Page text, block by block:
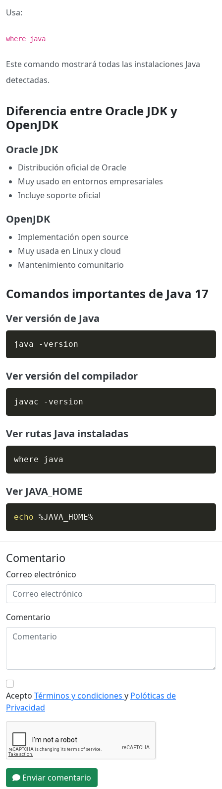
Usa:
where java
Este comando mostrará todas las instalaciones Java
detectadas.
Diferencia entre Oracle JDK y
OpenJDK
Oracle JDK
Distribución oficial de Oracle
Muy usado en entornos empresariales
Incluye soporte oficial
OpenJDK
Implementación open source
Muy usada en Linux y cloud
Mantenimiento comunitario
Comandos importantes de Java 17
Ver versión de Java
java -version
Ver versión del compilador
javac -version
Ver rutas Java instaladas
where java
Ver JAVA_HOME
echo %JAVA_HOME%
Comentario
Correo electrónico
Comentario
Acepto Términos y condiciones y Polóticas de
Privacidad
Enviar comentario